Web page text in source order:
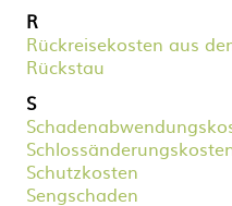
R
Rückreisekosten aus
Rückstau
S
Schutzkosten
Sengschaden